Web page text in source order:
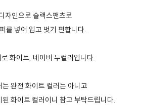
자인으로 슬랙스팬츠로
를 넣어 입고 벗기 편합니다.
화이트, 네이비 두컬러입니다.
는 완전 화이트 컬러는 아니고
화이트 컬러이니 참고 부탁드립니다.